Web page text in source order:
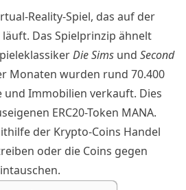
Reality-Spiel, das auf der
Das Spielprinzip ähnelt
Die Sims und Second
Monaten wurden rund 70.400
Immobilien verkauft. Dies
ERC20-Token MANA.
der Krypto-Coins Handel
oder die Coins gegen